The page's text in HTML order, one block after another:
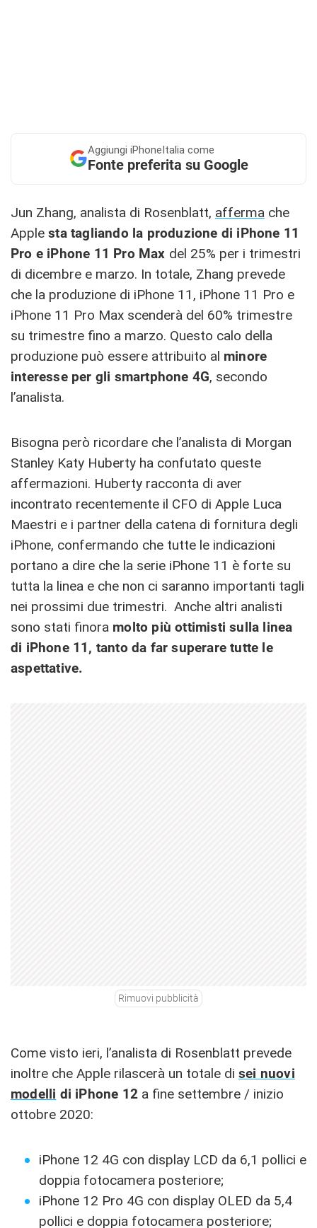
Aggiungi iPhoneItalia come
Fonte preferita su Google
Jun Zhang, analista di Rosenblatt, afferma che
Apple sta tagliando la produzione di iPhone 11
Pro e iPhone 11 Pro Max del 25% per i trimestri
di dicembre e marzo. In totale, Zhang prevede
che la produzione di iPhone 11, iPhone 11 Pro e
iPhone 11 Pro Max scenderà del 60% trimestre
su trimestre fino a marzo. Questo calo della
produzione può essere attribuito al minore
interesse per gli smartphone 4G, secondo
l’analista.
Bisogna però ricordare che l’analista di Morgan
Stanley Katy Huberty ha confutato queste
affermazioni. Huberty racconta di aver
incontrato recentemente il CFO di Apple Luca
Maestri e i partner della catena di fornitura degli
iPhone, confermando che tutte le indicazioni
portano a dire che la serie iPhone 11 è forte su
tutta la linea e che non ci saranno importanti tagli
nei prossimi due trimestri. Anche altri analisti
sono stati finora molto più ottimisti sulla linea
di iPhone 11, tanto da far superare tutte le
aspettative.
Rimuovi pubblicità
Come visto ieri, l’analista di Rosenblatt prevede
inoltre che Apple rilascerà un totale di sei nuovi
modelli di iPhone 12 a fine settembre / inizio
ottobre 2020:
iPhone 12 4G con display LCD da 6,1 pollici e
doppia fotocamera posteriore;
iPhone 12 Pro 4G con display OLED da 5,4
pollici e doppia fotocamera posteriore;